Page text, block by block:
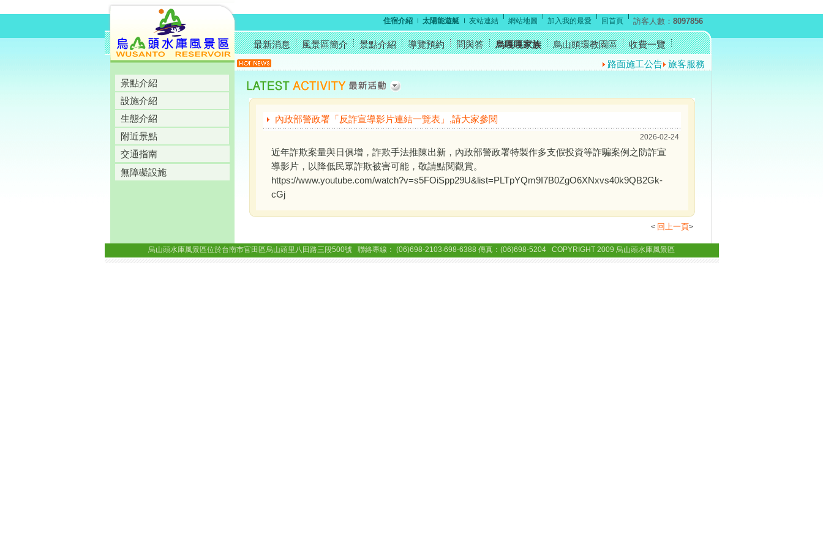
景點介紹
設施介紹
生態介紹
附近景點
交通指南
無障礙設施
住宿介紹 太陽能遊艇 友站連結 網站地圖 加入我的最愛 回首頁 訪客人數： 8097856
最新消息 風景區簡介 景點介紹 導覽預約 問與答 烏嘎嘎家族 烏山頭環教園區
收費一覽
路面施工公告 旅客服務中心暫停開放公告
內政部警政署「反詐宣導影片連結一覽表」,請大家參閱
2026-02-24
近年詐欺案量與日俱增，詐欺手法推陳出新，內政部警政署特製作多支假投資等詐騙案例之防詐宣
導影片，以降低民眾詐欺被害可能，敬請點閱觀賞。
https://www.youtube.com/watch?v=s5FOiSpp29U&list=PLTpYQm9I7B0ZgO6XNxvs40k9QB2Gk-
cGj
< 回上一頁>
烏山頭水庫風景區位於台南市官田區烏山頭里八田路三段500號 聯絡專線： (06)698-2103‧698-6388 傳真：(06)698-5204 COPYRIGHT 2009 烏山頭水庫風景區